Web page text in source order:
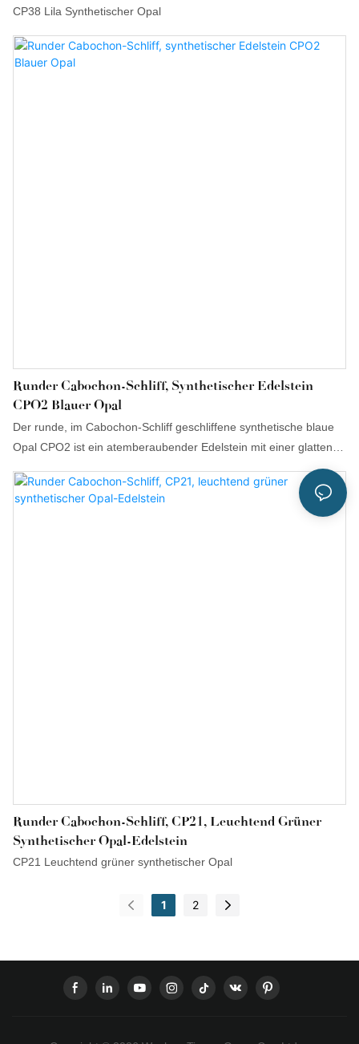
CP38 Lila Synthetischer Opal
Runder Cabochon-Schliff, Synthetischer Edelstein
CPO2 Blauer Opal
Der runde, im Cabochon-Schliff geschliffene synthetische blaue
Opal CPO2 ist ein atemberaubender Edelstein mit einer glatten,
gewölbten Oberfläche und flacher Unterseite. Diese spezielle
Formgebung unterstreicht die ruhigen Blautöne des Steins und
sein faszinierendes Lichtspiel. Dieser synthetische blaue Opal
Runder Cabochon-Schliff, CP21, Leuchtend Grüner
Synthetischer Opal-Edelstein
CP21 Leuchtend grüner synthetischer Opal
1 2